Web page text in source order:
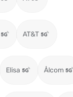
AT&T
Elisa Ålcom